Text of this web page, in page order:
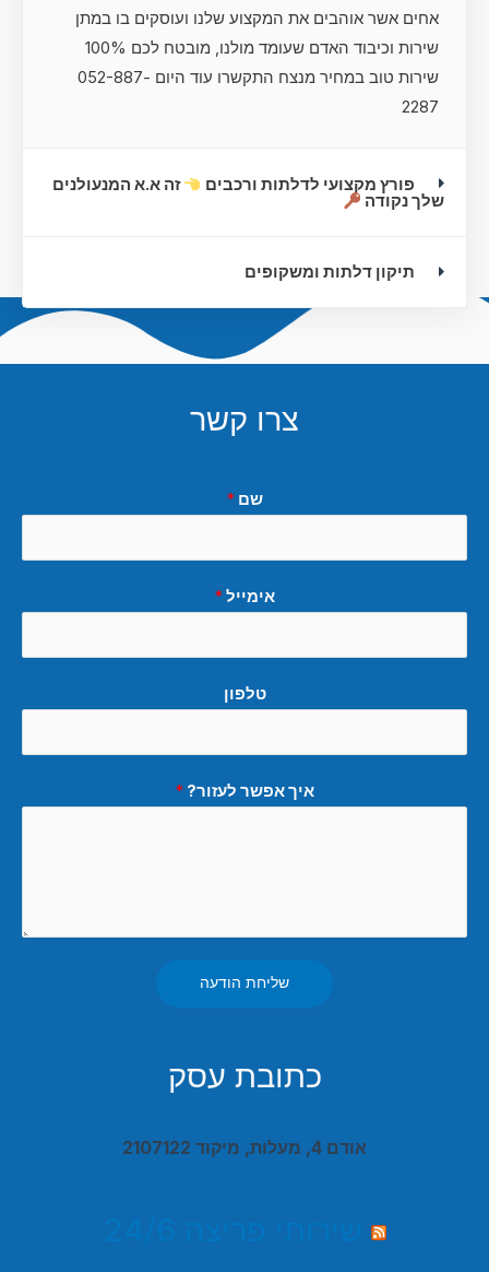
אחים אשר אוהבים את המקצוע שלנו ועוסקים בו במתן
שירות וכיבוד האדם שעומד מולנו, מובטח לכם 100%
שירות טוב במחיר מנצח התקשרו עוד היום 052-887-
2287
פורץ מקצועי לדלתות ורכבים
זה א.א המנעולנים
שלך נקודה
תיקון דלתות ומשקופים
צרו קשר
שם*
אימייל*
טלפון
איך אפשר לעזור?*
שליחת הודעה
כתובת עסק
אודם 4, מעלות, מיקוד 2107122